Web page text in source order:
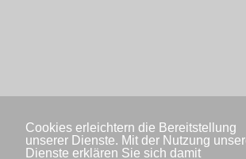
Cookies erleichtern die Bereitstellung
unserer Dienste. Mit der Nutzung
Dienste erklären Sie sich damit